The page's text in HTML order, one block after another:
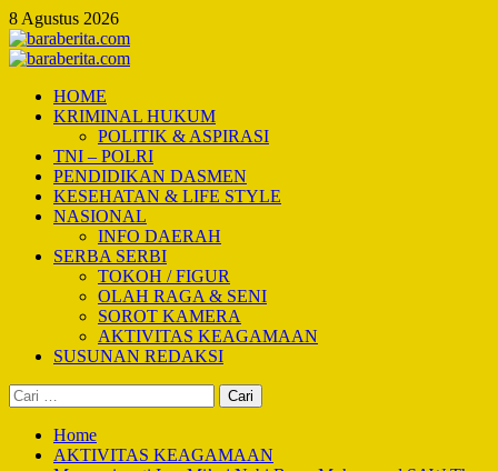
Skip
to
content
8 Agustus 2026
Primary
HOME
KRIMINAL HUKUM
POLITIK & ASPIRASI
TNI – POLRI
PENDIDIKAN DASMEN
KESEHATAN & LIFE STYLE
NASIONAL
INFO DAERAH
SERBA SERBI
TOKOH / FIGUR
OLAH RAGA & SENI
SOROT KAMERA
AKTIVITAS KEAGAMAAN
SUSUNAN REDAKSI
Cari
untuk:
Home
AKTIVITAS KEAGAMAAN